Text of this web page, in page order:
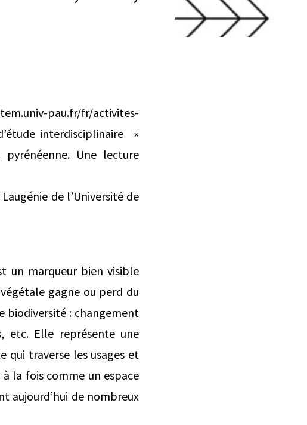
pau.fr/fr/activites-
interdisciplinaire »
Une lecture
de l’Université de
un marqueur bien visible
gagne ou perd du
biodiversité : changement
etc. Elle représente une
qui traverse les usages et
la fois comme un espace
aujourd’hui de nombreux